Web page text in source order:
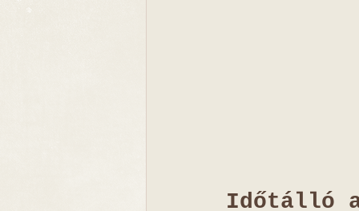
Időtálló